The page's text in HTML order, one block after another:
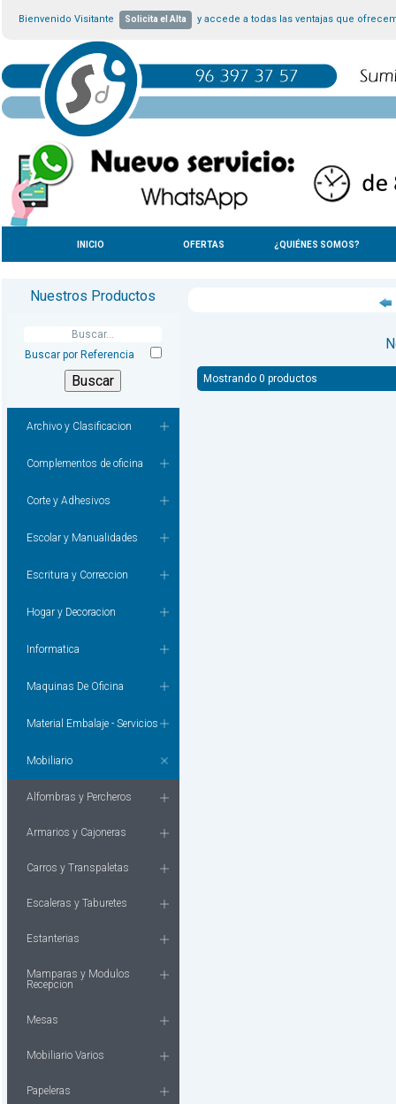
Bienvenido Visitante Solicita el Alta y accede a todas las ventajas que
INICIO OFERTAS ¿QUIÉNES SOMOS?
Nuestros Productos
Buscar por Referencia
Archivo y Clasificacion
Complementos de oficina
Corte y Adhesivos
Escolar y Manualidades
Escritura y Correccion
Hogar y Decoracion
Informatica
Maquinas De Oficina
Material Embalaje - Servicios
Mobiliario
Alfombras y Percheros
Armarios y Cajoneras
Carros y Transpaletas
Escaleras y Taburetes
Estanterias
Mamparas y Modulos
Recepcion
Mesas
Mobiliario Varios
Papeleras
Mostrando 0 productos